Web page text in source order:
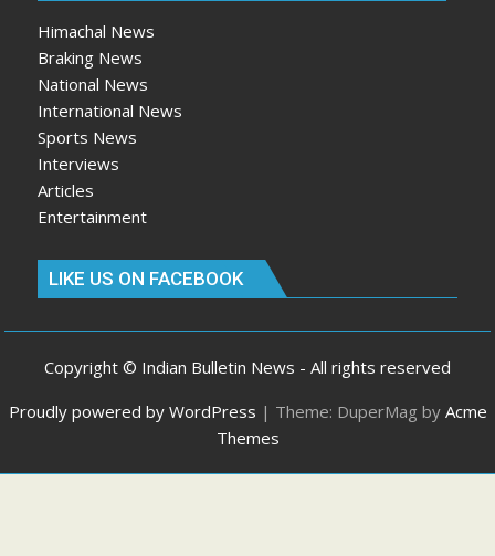
Himachal News
Braking News
National News
International News
Sports News
Interviews
Articles
Entertainment
LIKE US ON FACEBOOK
Copyright © Indian Bulletin News - All rights reserved
Proudly powered by WordPress | Theme: DuperMag by Acme
Themes